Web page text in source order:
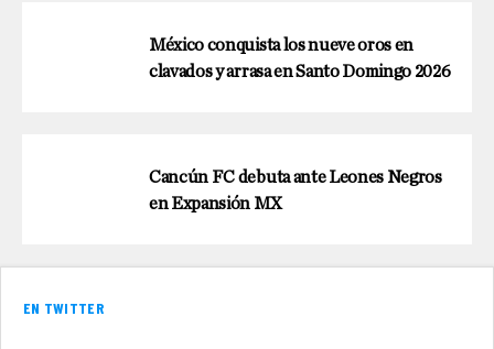
México conquista los nueve oros en
clavados y arrasa en Santo Domingo 2026
Cancún FC debuta ante Leones Negros
en Expansión MX
EN TWITTER